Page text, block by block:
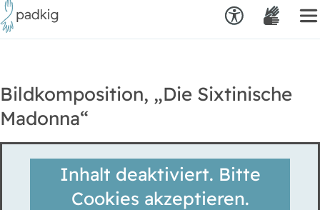
Bildkomposition, „Die Sixtinische
Madonna“
Inhalt deaktiviert. Bitte
Cookies akzeptieren.